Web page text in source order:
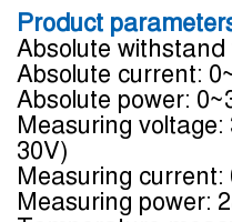
Product
Absolute withstand
Absolute current:
Absolute power:
Measuring
30V)
Measuring current:
Measuring power: